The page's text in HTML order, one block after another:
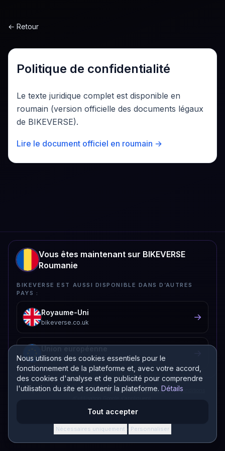
Nous utilisons des cookies essentiels pour le
fonctionnement de la plateforme et, avec votre accord,
des cookies d'analyse et de publicité pour comprendre
l'utilisation du site et soutenir la plateforme. Détails
Tout accepter
Nécessaires uniquement · Personnaliser
← Retour
Politique de confidentialité
Le texte juridique complet est disponible en
roumain (version officielle des documents légaux
de BIKEVERSE).
Lire le document officiel en roumain →
Vous êtes maintenant sur BIKEVERSE
Roumanie
BIKEVERSE EST AUSSI DISPONIBLE DANS D’AUTRES
PAYS :
Royaume-Uni
bikeverse.co.uk
→
bikeverse.eu
Protégé par reCAPTCHA Google. Lesrègles de confidentialitéet lesconditions